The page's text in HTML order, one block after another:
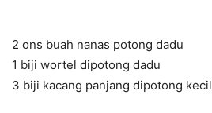
2 ons buah nanas potong dadu
1 biji wortel dipotong dadu
3 biji kacang panjang dipotong kecil